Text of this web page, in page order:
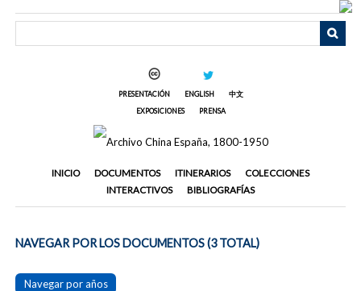
PRESENTACIÓN ENGLISH
中文
EXPOSICIONES
PRENSA
INICIO DOCUMENTOS ITINERARIOS
COLECCIONES
INTERACTIVOS
BIBLIOGRAFÍAS
NAVEGAR POR LOS DOCUMENTOS (3 TOTAL)
Navegar por años